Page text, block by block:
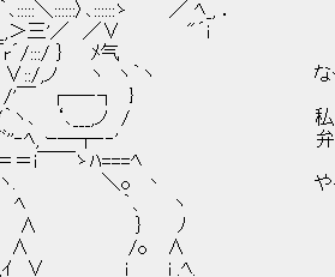
::::::〉､::::::ゝ ／ ﾍ_, ．
三'／ ／∨ "´i
｝ ﾒ气
,ノ ヽ ヽ｀ヽ なーに気
'￣ ┌―‐┐ }
ヽ､ ‘､___,ノ / 私とて
ﾍ, ｰ―┬‐‐' 弁当を食べれる
￣ゝﾊ===ﾍ
＼o 丶 やる夫が責任
ﾍ ｀､ ヽ
∧ ｝ ﾉ
/o ∧
i i .ﾍ.